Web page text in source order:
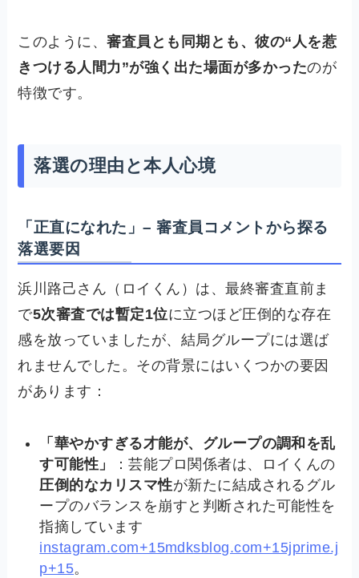
このように、審査員とも同期とも、彼の“人を惹
きつける人間力”が強く出た場面が多かったのが
特徴です。
落選の理由と本人心境
「正直になれた」– 審査員コメントから探る
落選要因
浜川路己さん（ロイくん）は、最終審査直前ま
で5次審査では暫定1位に立つほど圧倒的な存在
感を放っていましたが、結局グループには選ば
れませんでした。その背景にはいくつかの要因
があります：
「華やかすぎる才能が、グループの調和を乱
す可能性」
：芸能プロ関係者は、ロイくんの
圧倒的なカリスマ性が新たに結成されるグル
ープのバランスを崩すと判断された可能性を
指摘しています
instagram.com+15mdksblog.com+15jprime.j
p+15。